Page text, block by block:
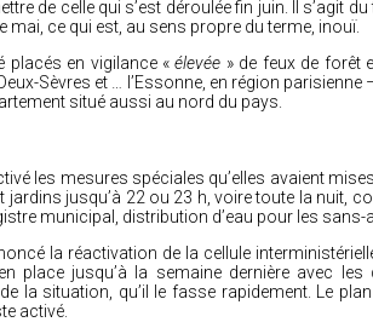
de celle qui s’est déroulée fin juin. Il s’agit
ce qui est, au sens propre du terme, inouï.
placés en vigilance «élevée » de feux de forêt
Sèvres et … l’Essonne, en région parisienne
situé aussi au nord du pays.
les mesures spéciales qu’elles avaient
jusqu’à 22 ou 23 h, voire toute la nuit,
municipal, distribution d’eau pour les sans-
la réactivation de la cellule
place jusqu’à la semaine dernière avec les
la situation, qu’il le fasse rapidement. Le plan
activé.